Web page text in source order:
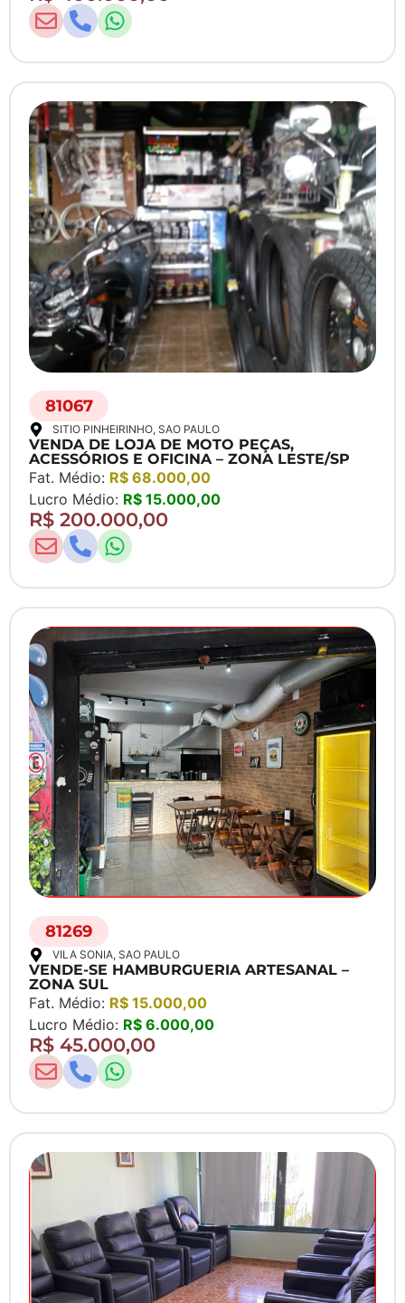
81067
SITIO PINHEIRINHO, SAO PAULO
VENDA DE LOJA DE MOTO PEÇAS,
ACESSÓRIOS E OFICINA – ZONA LESTE/SP
Fat. Médio: R$ 68.000,00
Lucro Médio: R$ 15.000,00
R$ 200.000,00
81269
VILA SONIA, SAO PAULO
VENDE-SE HAMBURGUERIA ARTESANAL –
ZONA SUL
Fat. Médio: R$ 15.000,00
Lucro Médio: R$ 6.000,00
R$ 45.000,00